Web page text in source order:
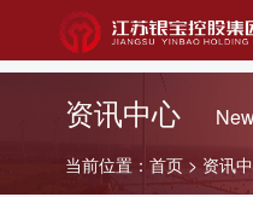
二级公司
资讯中心
当前位置： 首页> 资讯